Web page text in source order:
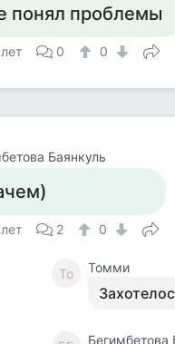
понял проблемы
0 0
Баянкуль
2 0
То Томми
Бегимбетова